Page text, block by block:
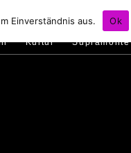
Murales Ambiente
Kultur Supramonte
Einverständnis aus. Ok